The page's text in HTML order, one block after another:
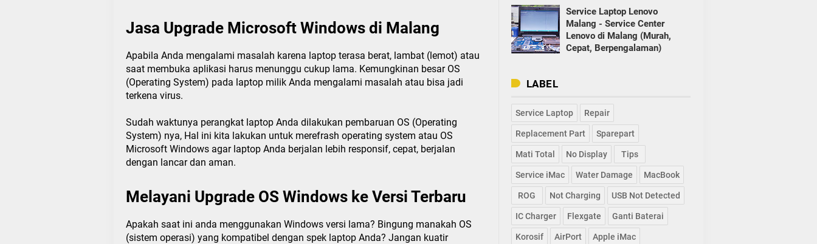
Jasa Upgrade Microsoft Windows di Malang
Apabila Anda mengalami masalah karena laptop terasa berat, lambat (lemot) atau
saat membuka aplikasi harus menunggu cukup lama. Kemungkinan besar OS
(Operating System) pada laptop milik Anda mengalami masalah atau bisa jadi
terkena virus.
Sudah waktunya perangkat laptop Anda dilakukan pembaruan OS (Operating
System) nya, Hal ini kita lakukan untuk merefrash operating system atau OS
Microsoft Windows agar laptop Anda berjalan lebih responsif, cepat, berjalan
dengan lancar dan aman.
Melayani Upgrade OS Windows ke Versi Terbaru
Apakah saat ini anda menggunakan Windows versi lama? Bingung manakah OS
(sistem operasi) yang kompatibel dengan spek laptop Anda? Jangan kuatir
Service Laptop Lenovo
Malang - Service Center
Lenovo di Malang (Murah,
Cepat, Berpengalaman)
LABEL
Service Laptop Repair
Replacement Part Sparepart
Mati Total No Display Tips
Service iMac Water Damage MacBook
ROG Not Charging USB Not Detected
IC Charger Flexgate Ganti Baterai
Korosif AirPort Apple iMac